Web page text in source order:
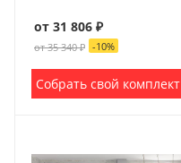
от 31 806 ₽
от 35 340 ₽ -10%
Собрать свой комплект